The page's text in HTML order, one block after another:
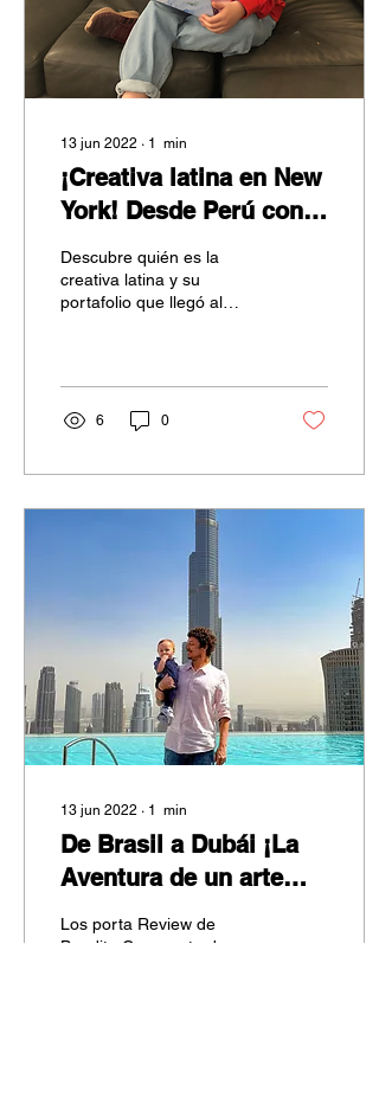
13 jun 2022 ∙ 1 min
¡Creativa latina en New
York! Desde Perú con
amor.
Descubre quién es la
creativa latina y su
portafolio que llegó al
6 0
13 jun 2022 ∙ 1 min
De Brasil a Dubái ¡La
Aventura de un arte
latino en Emiratos
Árabes
Los porta Review de
Bendita Carpera te dan